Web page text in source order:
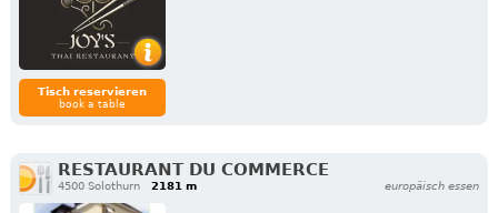
Tisch reservieren
book a table
RESTAURANT DU COMMERCE
4500 Solothurn 2181 m europäisch essen